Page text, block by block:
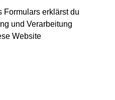
Formulars erklärst du
und Verarbeitung
Website